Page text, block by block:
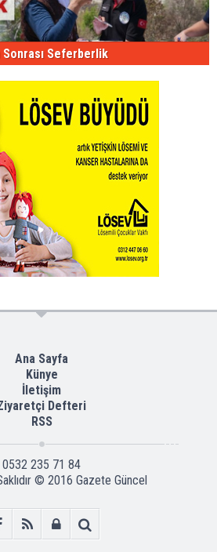
Sonrası Seferberlik
Ana Sayfa
Künye
İletişim
Defteri
RSS
0532 235 71 84
© 2016 Gazete Güncel